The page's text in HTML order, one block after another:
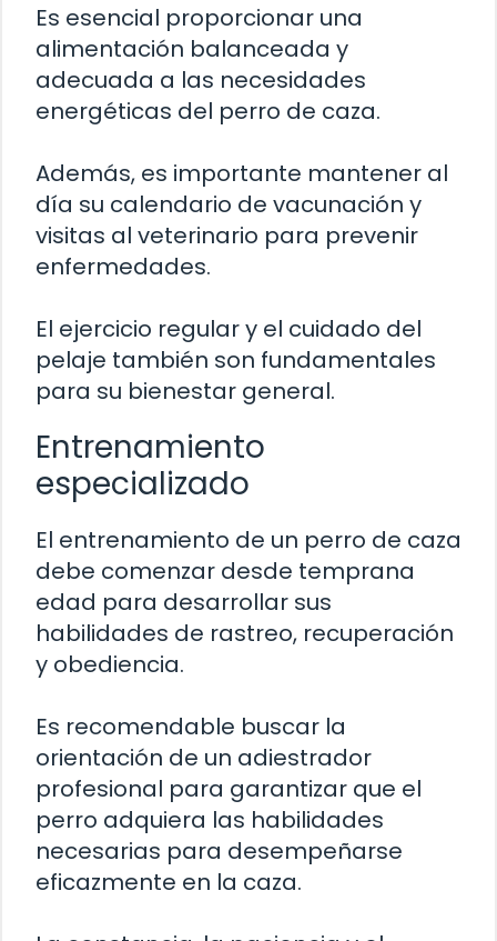
Es esencial proporcionar una
alimentación balanceada y
adecuada a las necesidades
energéticas del perro de caza.
Además, es importante mantener al
día su calendario de vacunación y
visitas al veterinario para prevenir
enfermedades.
El ejercicio regular y el cuidado del
pelaje también son fundamentales
para su bienestar general.
Entrenamiento
especializado
El entrenamiento de un perro de caza
debe comenzar desde temprana
edad para desarrollar sus
habilidades de rastreo, recuperación
y obediencia.
Es recomendable buscar la
orientación de un adiestrador
profesional para garantizar que el
perro adquiera las habilidades
necesarias para desempeñarse
eficazmente en la caza.